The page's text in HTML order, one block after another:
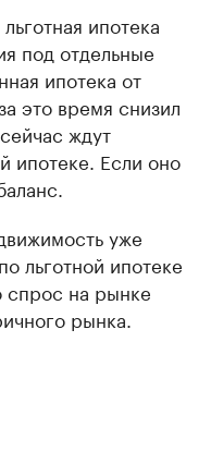
ипотека
под отдельные
ипотека от
это время снизил
ждут
ипотеке. Если оно
уже
льготной ипотеке
спрос на рынке
рынка.